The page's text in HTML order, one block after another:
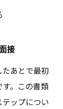
接
あとで最初
。この書類
ップについ